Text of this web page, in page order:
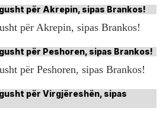
për Akrepin, sipas Brankos!
për Peshoren, sipas Brankos!